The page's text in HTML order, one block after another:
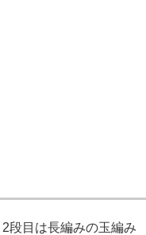
段目は長編みの玉編み